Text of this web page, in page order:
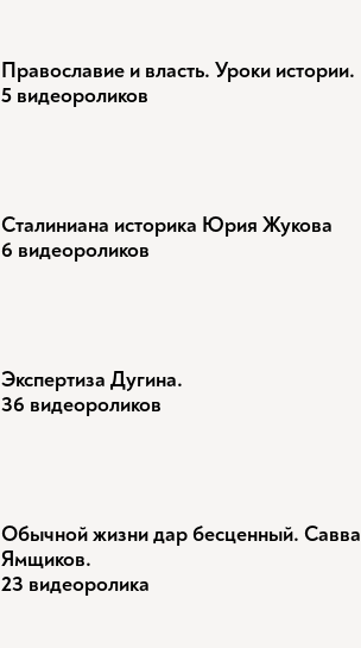
Православие и власть. Уроки истории.
5 видеороликов
Сталиниана историка Юрия Жукова
6 видеороликов
Экспертиза Дугина.
36 видеороликов
Обычной жизни дар бесценный. Савва
Ямщиков.
23 видеоролика